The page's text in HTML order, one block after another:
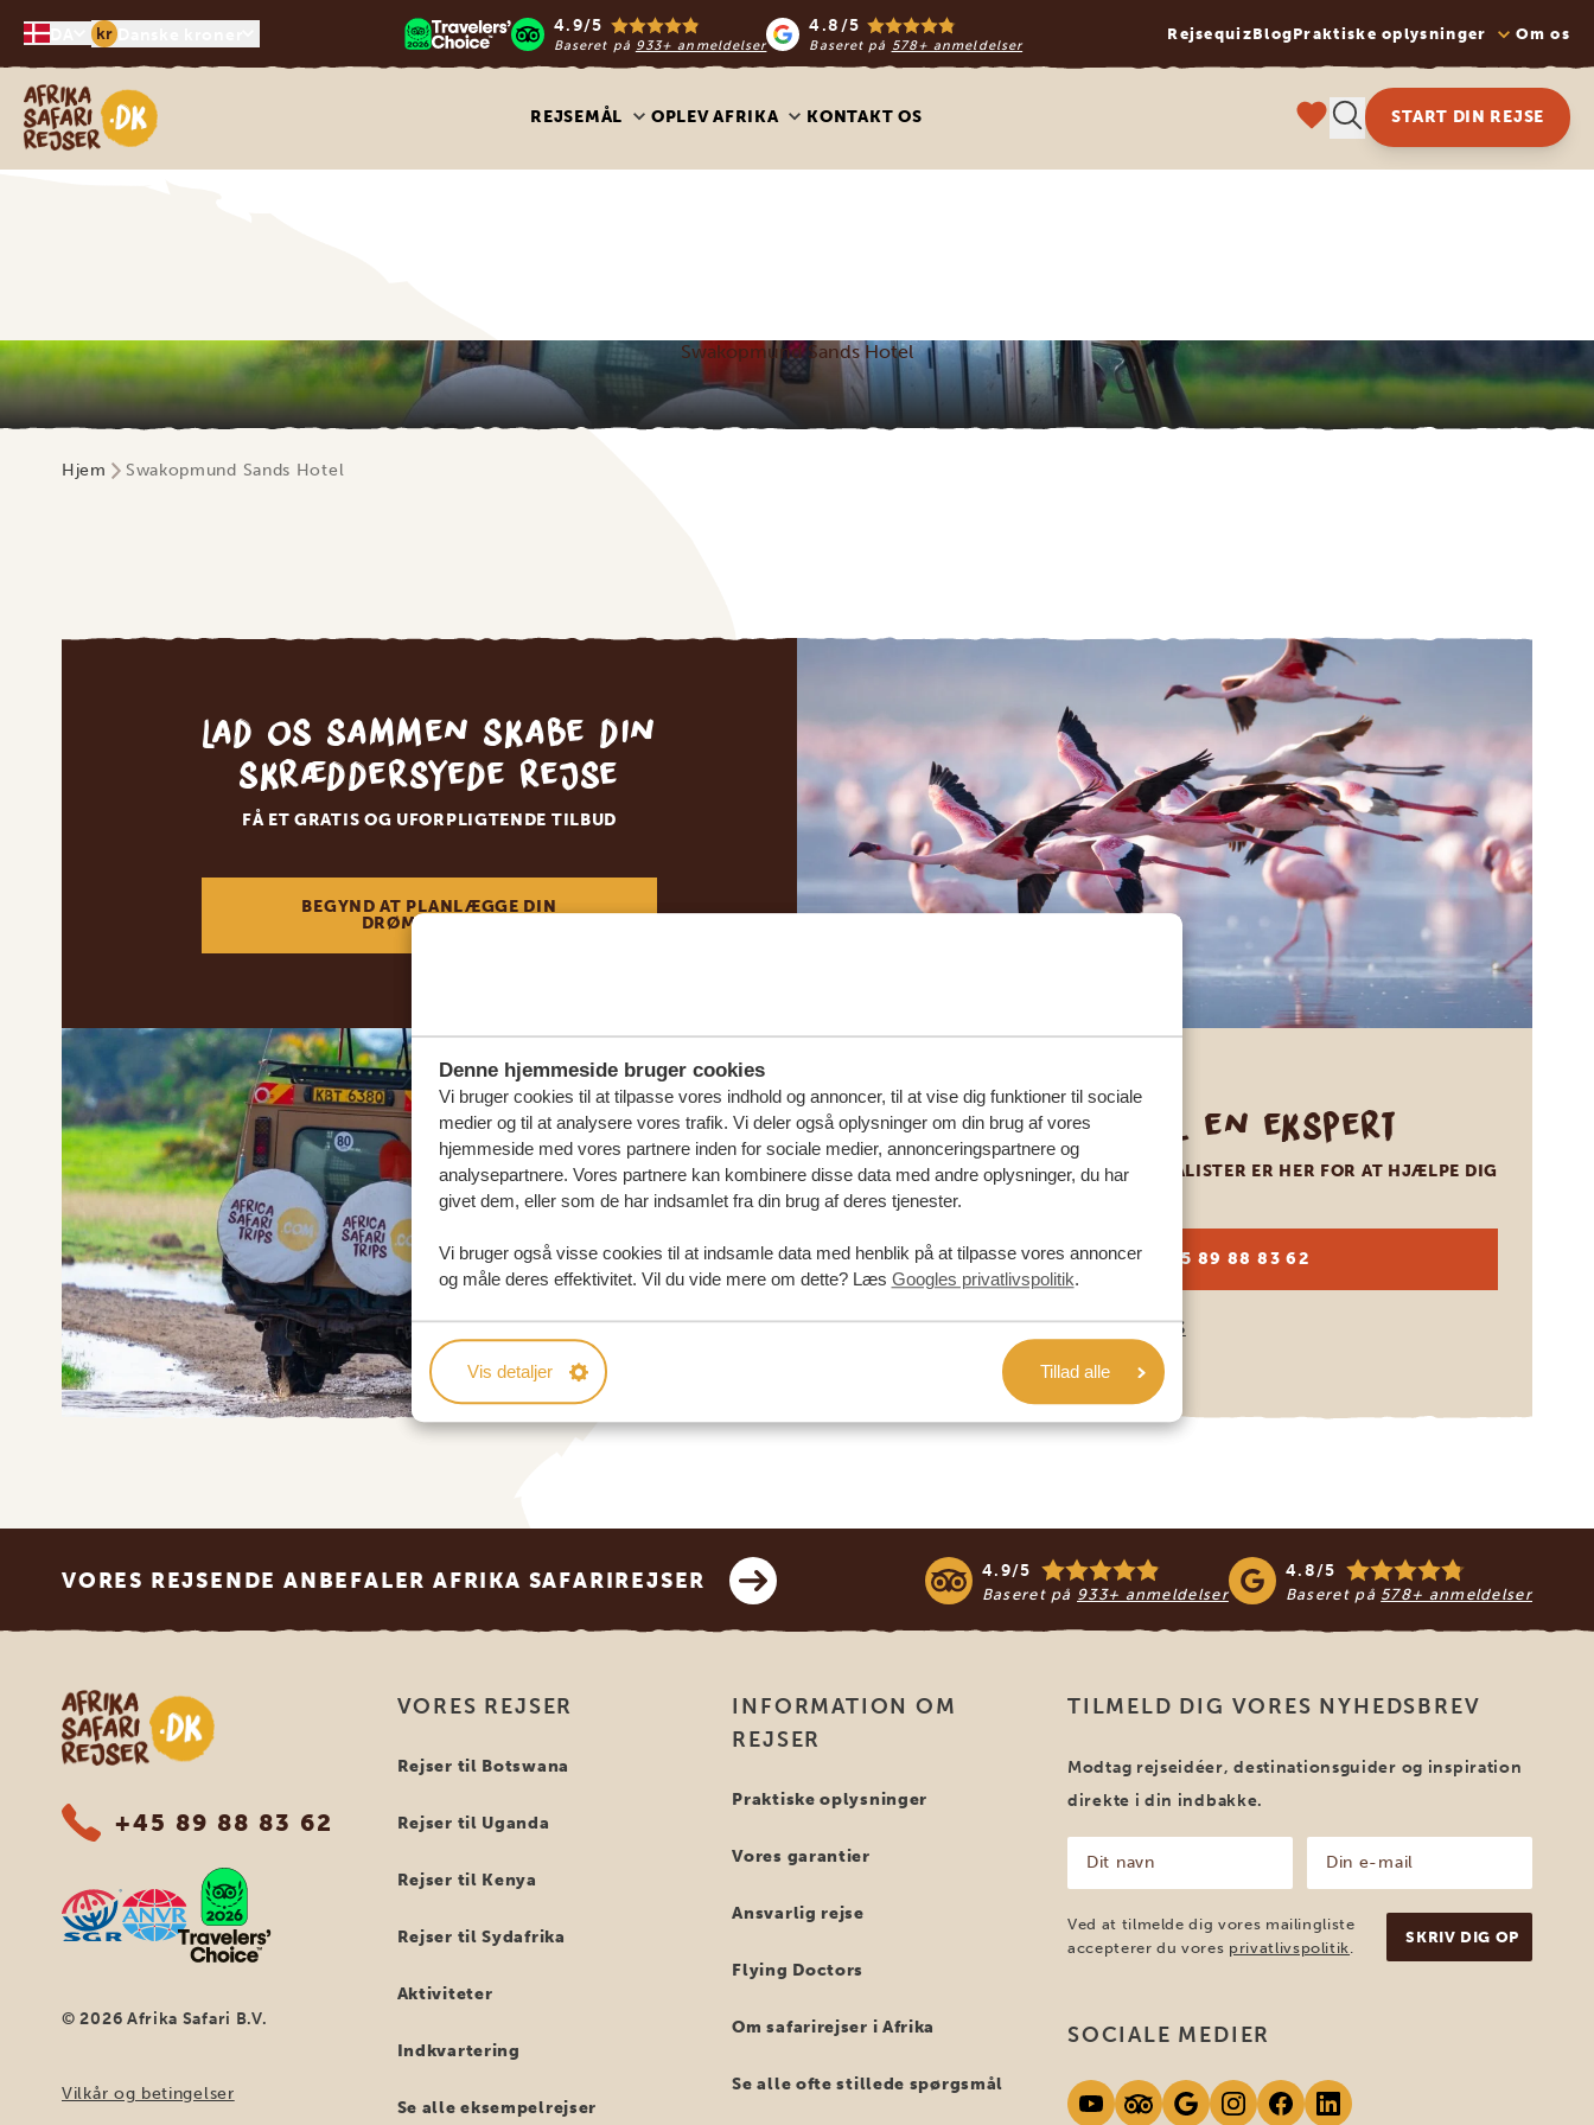
Denne hjemmeside bruger cookies
Vi bruger cookies til at tilpasse vores indhold og annoncer, til at vise dig funktioner til sociale
medier og til at analysere vores trafik. Vi deler også oplysninger om din brug af vores
hjemmeside med vores partnere inden for sociale medier, annonceringspartnere og
analysepartnere. Vores partnere kan kombinere disse data med andre oplysninger, du har
givet dem, eller som de har indsamlet fra din brug af deres tjenester.
Vi bruger også visse cookies til at indsamle data med henblik på at tilpasse vores annoncer
og måle deres effektivitet. Vil du vide mere om dette? Læs Googles privatlivspolitik.
Vis detaljer Tillad alle
kr 4.9/5
Baseret på 933+ anmeldelser
4.8/5
Baseret på 578+ anmeldelser
RejsequizBlogPraktiske oplysninger Om os
Safari-rejser i Afrika
REJSEMÅL OPLEV AFRIKA KONTAKT OS START DIN REJSE
Swakopmund Sands Hotel
Hjem Swakopmund Sands Hotel
Lad os sammen skabe din
skræddersyede rejse
FÅ ET GRATIS OG UFORPLIGTENDE TILBUD
BEGYND AT PLANLÆGGE DIN
DRØMMEREJSE
Ring til en ekspert
VORES SPECIALISTER ER HER FOR AT HJÆLPE DIG
DA: +45 89 88 83 62
KONTAKT OS
VORES REJSENDE ANBEFALER AFRIKA SAFARIREJSER 4.9/5
Baseret på 933+ anmeldelser
4.8/5
Baseret på 578+ anmeldelser
Safari-rejser i Afrika
+45 89 88 83 62
© 2026 Afrika Safari B.V.
Vilkår og betingelser
VORES REJSER
Rejser til Botswana
Rejser til Uganda
Rejser til Kenya
Rejser til Sydafrika
Aktiviteter
Indkvartering
Se alle eksempelrejser
INFORMATION OM
REJSER
Praktiske oplysninger
Vores garantier
Ansvarlig rejse
Flying Doctors
Om safarirejser i Afrika
Se alle ofte stillede spørgsmål
TILMELD DIG VORES NYHEDSBREV
Modtag rejseidéer, destinationsguider og inspiration
direkte i din indbakke.
navn
(Påkrævet)
mail
(Påkrævet)
Ved at tilmelde dig vores mailingliste
accepterer du vores privatlivspolitik.
SOCIALE MEDIER